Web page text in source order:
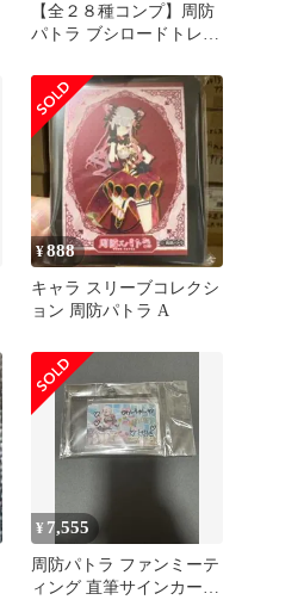
【全２８種コンプ】周防
パトラ ブシロードトレー
¥888
キャラ スリーブコレクシ
ョン 周防パトラ A
¥ 7,555
周防パトラ ファンミーテ
ィング 直筆サインカード